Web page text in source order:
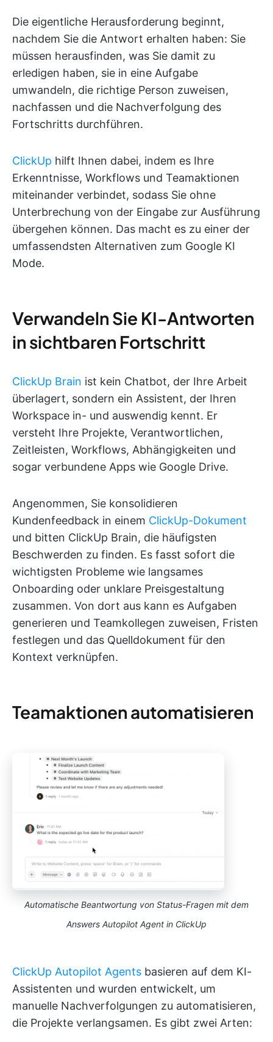
Die eigentliche Herausforderung beginnt,
nachdem Sie die Antwort erhalten haben: Sie
müssen herausfinden, was Sie damit zu
erledigen haben, sie in eine Aufgabe
umwandeln, die richtige Person zuweisen,
nachfassen und die Nachverfolgung des
Fortschritts durchführen.
ClickUp hilft Ihnen dabei, indem es Ihre
Erkenntnisse, Workflows und Teamaktionen
miteinander verbindet, sodass Sie ohne
Unterbrechung von der Eingabe zur Ausführung
übergehen können. Das macht es zu einer der
umfassendsten Alternativen zum Google KI
Mode.
Verwandeln Sie KI-Antworten
in sichtbaren Fortschritt
ClickUp Brain ist kein Chatbot, der Ihre Arbeit
überlagert, sondern ein Assistent, der Ihren
Workspace in- und auswendig kennt. Er
versteht Ihre Projekte, Verantwortlichen,
Zeitleisten, Workflows, Abhängigkeiten und
sogar verbundene Apps wie Google Drive.
Angenommen, Sie konsolidieren
Kundenfeedback in einem ClickUp-Dokument
und bitten ClickUp Brain, die häufigsten
Beschwerden zu finden. Es fasst sofort die
wichtigsten Probleme wie langsames
Onboarding oder unklare Preisgestaltung
zusammen. Von dort aus kann es Aufgaben
generieren und Teamkollegen zuweisen, Fristen
festlegen und das Quelldokument für den
Kontext verknüpfen.
Teamaktionen automatisieren
Automatische Beantwortung von Status-Fragen mit dem
Answers Autopilot Agent in ClickUp
ClickUp Autopilot Agents basieren auf dem KI-
Assistenten und wurden entwickelt, um
manuelle Nachverfolgungen zu automatisieren,
die Projekte verlangsamen. Es gibt zwei Arten: